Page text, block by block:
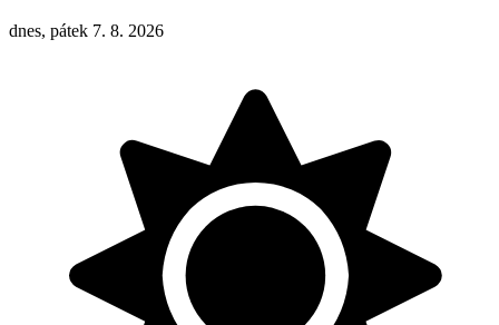
dnes, pátek 7. 8. 2026